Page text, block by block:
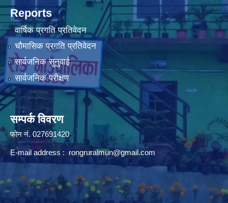
Reports
वार्षिक प्रगति प्रतिवेदन
चौमासिक प्रगति प्रतिवेदन
सार्वजनिक सुनुवाई
सार्वजनिक परीक्षण
सम्पर्क विवरण
फोन न‌ं. 027691420
E-mail address : rongruralmun@gmail.com